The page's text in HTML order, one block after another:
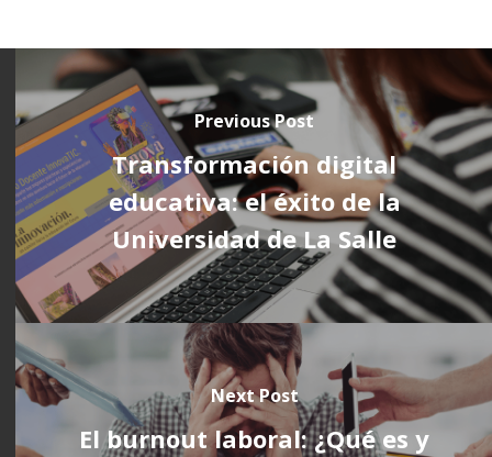
Previous Post
Transformación digital
educativa: el éxito de la
Universidad de La Salle
Next Post
El burnout laboral: ¿Qué es y